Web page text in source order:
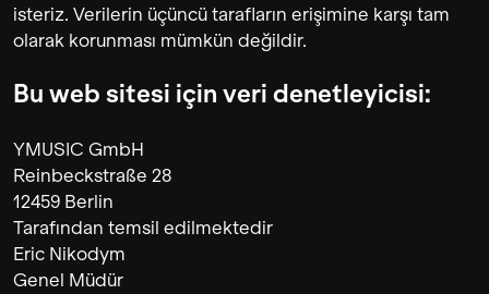
isteriz. Verilerin üçüncü tarafların erişimine karşı tam
olarak korunması mümkün değildir.
Bu web sitesi için veri denetleyicisi:
YMUSIC GmbH
Reinbeckstraße 28
12459 Berlin
Tarafından temsil edilmektedir
Eric Nikodym
Genel Müdür